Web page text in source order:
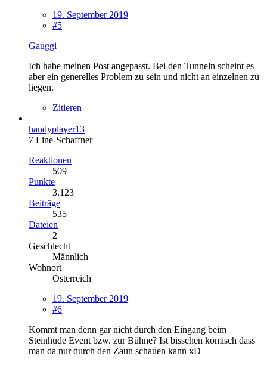
19. September 2019
#5
Gauggi
Ich habe meinen Post angepasst. Bei den Tunneln scheint es
aber ein generelles Problem zu sein und nicht an einzelnen zu
liegen.
Zitieren
handyplayer13
7 Line-Schaffner
Reaktionen
509
Punkte
3.123
Beiträge
535
Dateien
2
Geschlecht
Männlich
Wohnort
Österreich
19. September 2019
#6
Kommt man denn gar nicht durch den Eingang beim
Steinhude Event bzw. zur Bühne? Ist bisschen komisch dass
man da nur durch den Zaun schauen kann xD